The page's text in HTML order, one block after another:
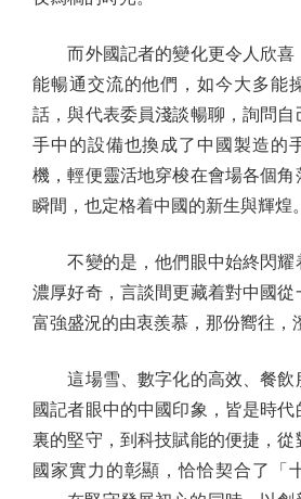
而外國記者的變化更令人欣喜
能暢通交流的他們，如今大多能
話，與代表委員淺談暢聊，詢問自
手中的設備也換成了中國製造的
機，輕便靈活地穿梭在會場各個
瞬間，也定格着中國的新生與輝煌。
不變的是，他們眼中始終閃耀
濃厚好奇，言談間更藏着對中國從
富強盛況的由衷羨慕，那份嚮往，
這場雪、數字化的高效、餐飲
國記者眼中的中國印象，皆是時
裏的堅守，到科技賦能的便捷，從
國家實力的彰顯，恰恰契合了「